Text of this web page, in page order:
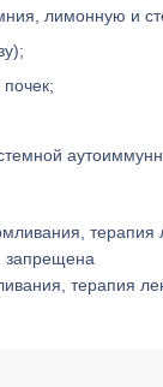
лимонную и
терапия